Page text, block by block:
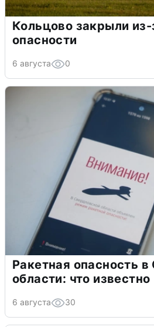
Кольцово закрыли из-
опасности
6 августа 0
Ракетная опасность
области: что известно
6 августа 30